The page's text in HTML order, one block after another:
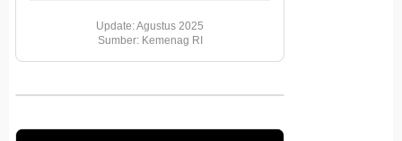
Update: Agustus 2025
Sumber: Kemenag RI